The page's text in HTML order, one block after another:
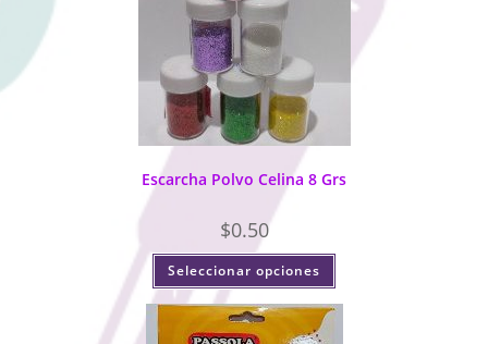
Escarcha Polvo Celina 8 Grs
$0.50
Seleccionar opciones